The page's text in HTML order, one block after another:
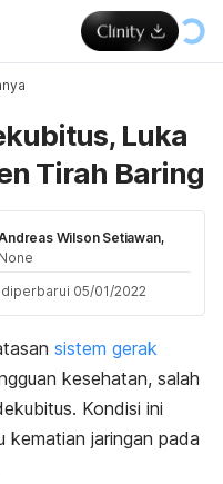
Luka
Tirah Baring
Wilson Setiawan,
None
diperbarui 05/01/2022
sistem gerak
kesehatan, salah
Kondisi ini
kematian jaringan pada